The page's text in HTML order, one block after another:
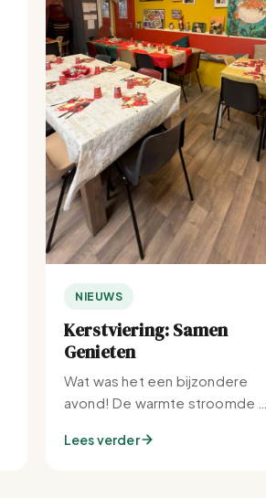
NIEUWS
Kerstviering: Samen
Genieten
Wat was het een bijzondere
avond! De warmte stroomde bij
Lees verder